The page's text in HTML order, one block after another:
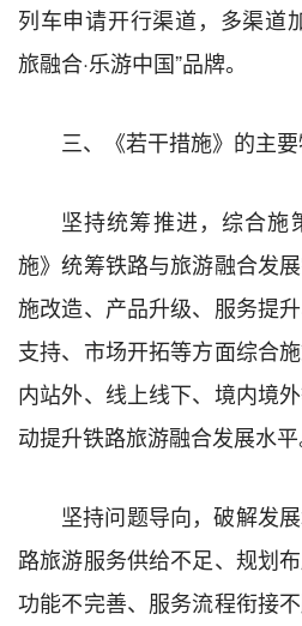
列车申请开行渠道，多渠道
旅融合·乐游中国”品牌。
三、《若干措施》的主
坚持统筹推进，综合施
施》统筹铁路与旅游融合发
施改造、产品升级、服务提
支持、市场开拓等方面综合
内站外、线上线下、境内境
动提升铁路旅游融合发展水平
坚持问题导向，破解发
路旅游服务供给不足、规划
功能不完善、服务流程衔接